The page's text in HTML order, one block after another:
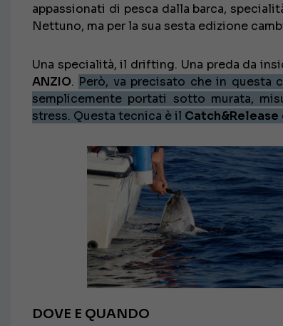
appassionati di pesca dalla barca,
Nettuno, ma per la sua sesta edizione
Una specialità, il drifting. Una preda da
ANZIO. Però, va precisato che in questa
semplicemente portati sotto murata,
stress. Questa tecnica è il Catch&Release
DOVE E QUANDO